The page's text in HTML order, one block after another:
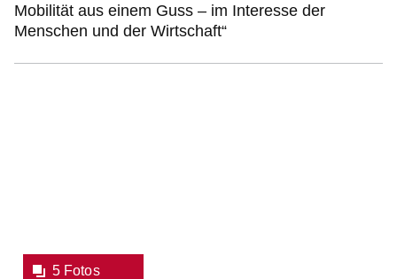
Mobilität aus einem Guss – im Interesse der
Menschen und der Wirtschaft“
5 Fotos